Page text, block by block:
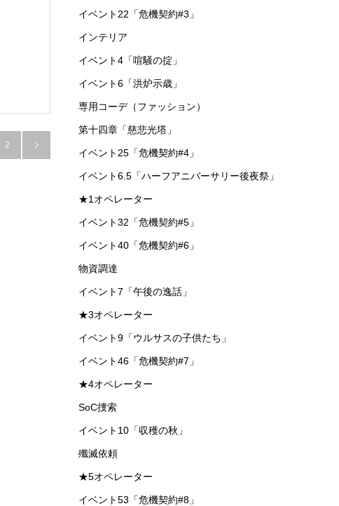
2 
イベント22「危機契約#3」
インテリア
イベント4「喧騒の掟」
イベント6「洪炉示歳」
専用コーデ（ファッション）
第十四章「慈悲光塔」
イベント25「危機契約#4」
イベント6.5「ハーフアニバーサリー後夜祭」
★1オペレーター
イベント32「危機契約#5」
イベント40「危機契約#6」
物資調達
イベント7「午後の逸話」
★3オペレーター
イベント9「ウルサスの子供たち」
イベント46「危機契約#7」
★4オペレーター
SoC捜索
イベント10「収穫の秋」
殲滅依頼
★5オペレーター
イベント53「危機契約#8」